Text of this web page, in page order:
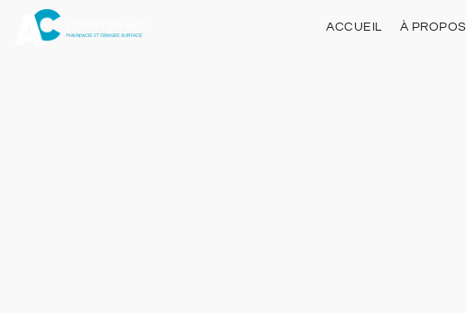
ACCUEIL À PROPOS